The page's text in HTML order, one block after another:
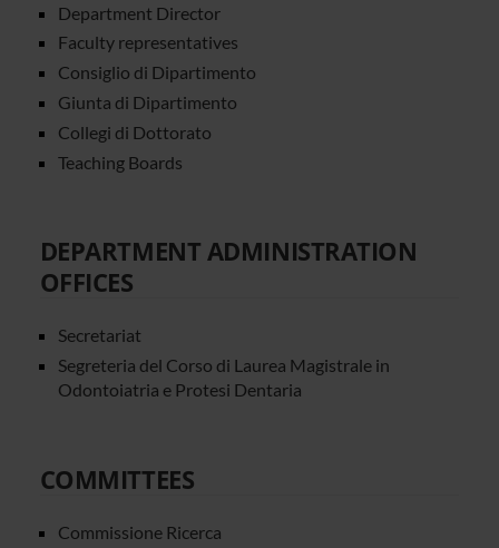
Department Director
Faculty representatives
Consiglio di Dipartimento
Giunta di Dipartimento
Collegi di Dottorato
Teaching Boards
DEPARTMENT ADMINISTRATION
OFFICES
Secretariat
Segreteria del Corso di Laurea Magistrale in
Odontoiatria e Protesi Dentaria
COMMITTEES
Commissione Ricerca